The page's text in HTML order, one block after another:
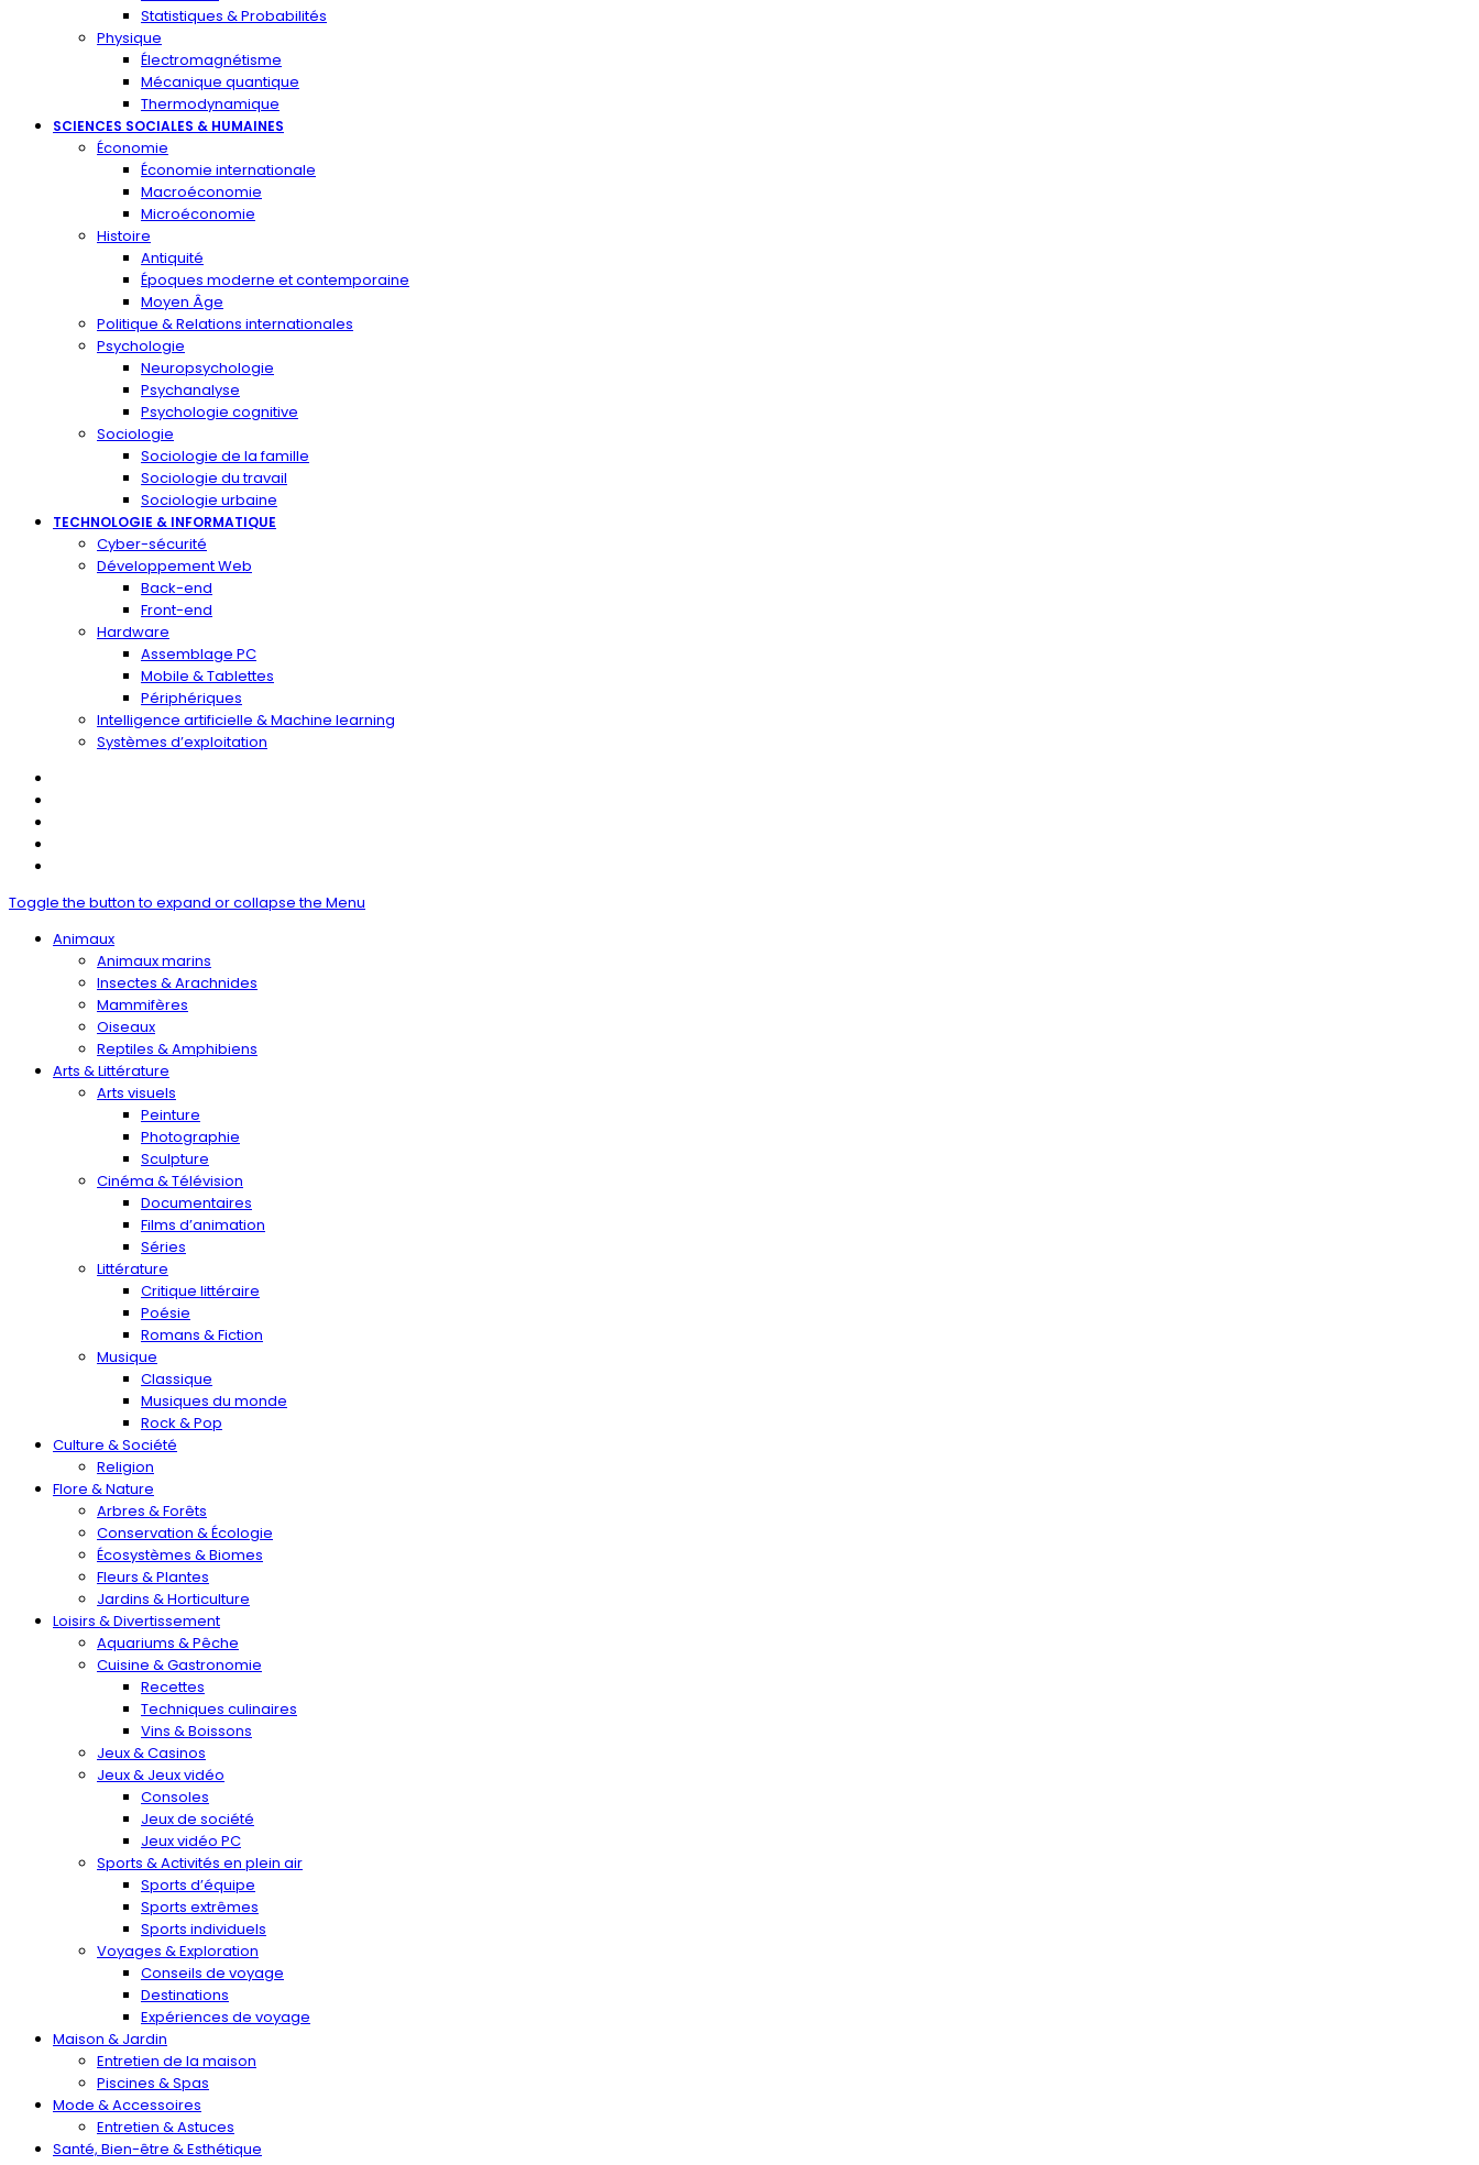
Statistiques & Probabilités
Physique
Électromagnétisme
Mécanique quantique
Thermodynamique
SCIENCES SOCIALES & HUMAINES
Économie
Économie internationale
Macroéconomie
Microéconomie
Histoire
Antiquité
Époques moderne et contemporaine
Moyen Âge
Politique & Relations internationales
Psychologie
Neuropsychologie
Psychanalyse
Psychologie cognitive
Sociologie
Sociologie de la famille
Sociologie du travail
Sociologie urbaine
TECHNOLOGIE & INFORMATIQUE
Cyber-sécurité
Développement Web
Back-end
Front-end
Hardware
Assemblage PC
Mobile & Tablettes
Périphériques
Intelligence artificielle & Machine learning
Systèmes d’exploitation
Toggle the button to expand or collapse the Menu
Animaux
Animaux marins
Insectes & Arachnides
Mammifères
Oiseaux
Reptiles & Amphibiens
Arts & Littérature
Arts visuels
Peinture
Photographie
Sculpture
Cinéma & Télévision
Documentaires
Films d’animation
Séries
Littérature
Critique littéraire
Poésie
Romans & Fiction
Musique
Classique
Musiques du monde
Rock & Pop
Culture & Société
Religion
Flore & Nature
Arbres & Forêts
Conservation & Écologie
Écosystèmes & Biomes
Fleurs & Plantes
Jardins & Horticulture
Loisirs & Divertissement
Aquariums & Pêche
Cuisine & Gastronomie
Recettes
Techniques culinaires
Vins & Boissons
Jeux & Casinos
Jeux & Jeux vidéo
Consoles
Jeux de société
Jeux vidéo PC
Sports & Activités en plein air
Sports d’équipe
Sports extrêmes
Sports individuels
Voyages & Exploration
Conseils de voyage
Destinations
Expériences de voyage
Maison & Jardin
Entretien de la maison
Piscines & Spas
Mode & Accessoires
Entretien & Astuces
Santé, Bien-être & Esthétique